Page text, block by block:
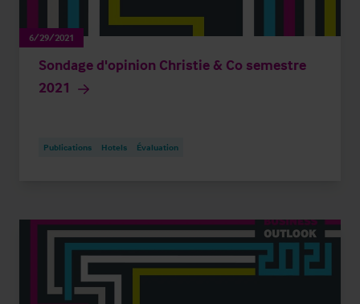
6/29/2021
Sondage d'opinion Christie & Co semestre
2021
Publications Hotels Évaluation